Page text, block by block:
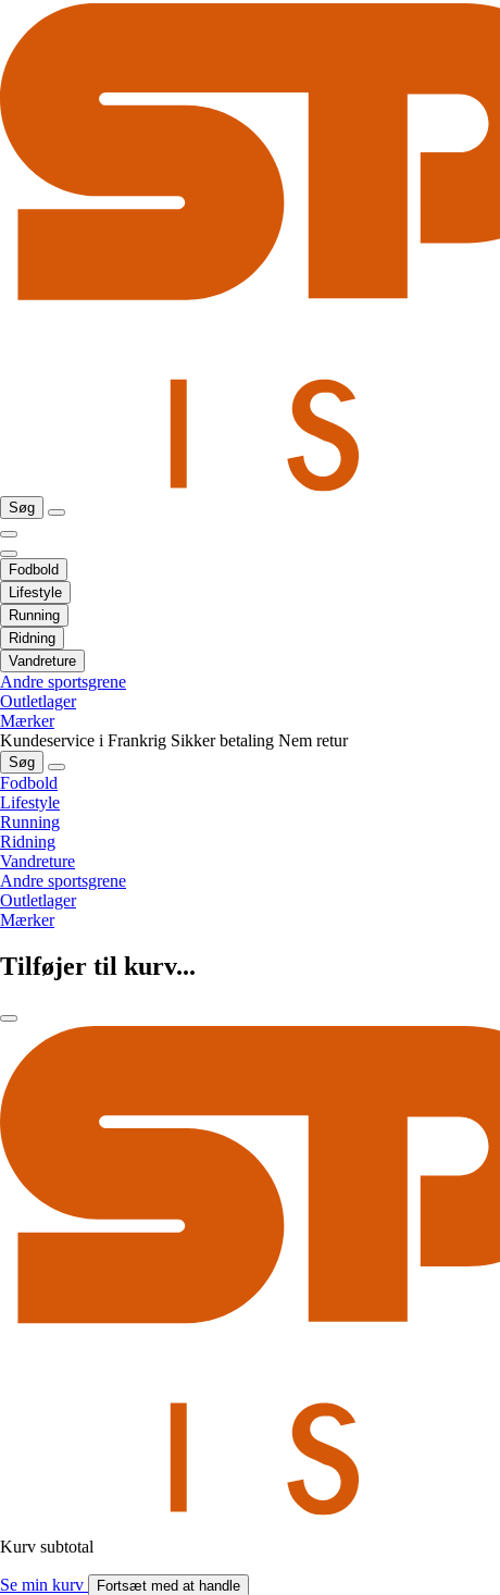
Søg
Fodbold
Lifestyle
Running
Ridning
Vandreture
Andre sportsgrene
Outletlager
Mærker
Kundeservice i Frankrig Sikker betaling Nem retur
Søg
Fodbold
Lifestyle
Running
Ridning
Vandreture
Andre sportsgrene
Outletlager
Mærker
Tilføjer til kurv...
Kurv subtotal
Se min kurv Fortsæt med at handle